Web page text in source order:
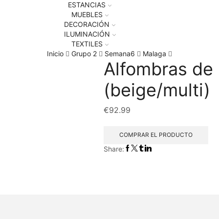
ESTANCIAS
MUEBLES
DECORACIÓN
ILUMINACIÓN
TEXTILES
Inicio
Grupo 2 Semana6 Malaga
Alfombras de
(beige/multi)
€92.99
COMPRAR EL PRODUCTO
Share: